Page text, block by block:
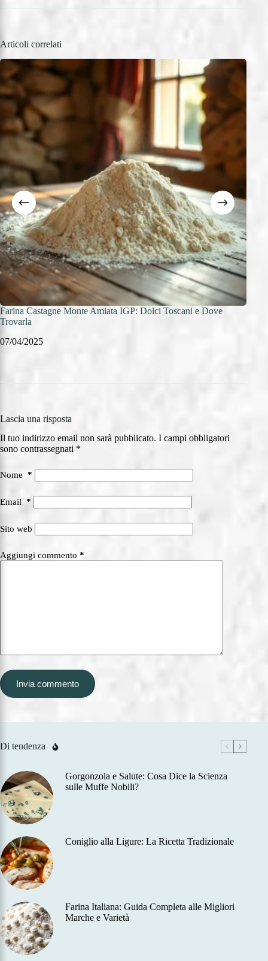
Articoli correlati
Farina Castagne Monte Amiata IGP: Dolci Toscani e Dove
Trovarla
07/04/2025
Lascia una risposta
Il tuo indirizzo email non sarà pubblicato. I campi obbligatori
sono contrassegnati *
Nome *
Email *
Sito web
Aggiungi commento *
Invia commento
Di tendenza
Gorgonzola e Salute: Cosa Dice la Scienza
sulle Muffe Nobili?
Coniglio alla Ligure: La Ricetta Tradizionale
Farina Italiana: Guida Completa alle Migliori
Marche e Varietà